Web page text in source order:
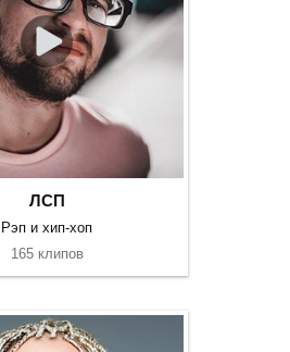
ЛСП
Рэп и хип-хоп
165 клипов